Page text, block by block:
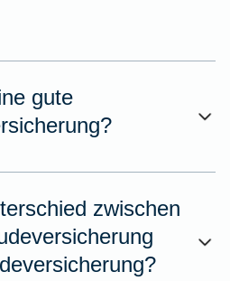
gute
zwischen